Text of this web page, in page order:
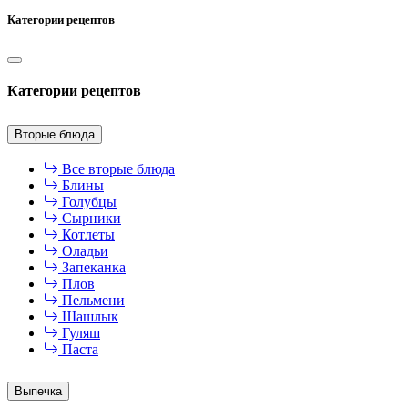
Категории рецептов
Категории рецептов
Вторые блюда
Все вторые блюда
Блины
Голубцы
Сырники
Котлеты
Оладьи
Запеканка
Плов
Пельмени
Шашлык
Гуляш
Паста
Выпечка